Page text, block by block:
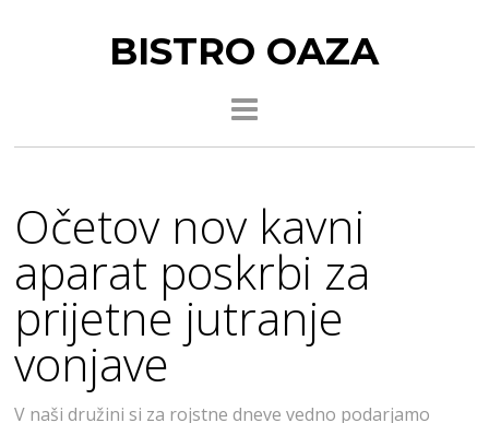
BISTRO OAZA
Očetov nov kavni
aparat poskrbi za
prijetne jutranje
vonjave
V naši družini si za rojstne dneve vedno podarjamo